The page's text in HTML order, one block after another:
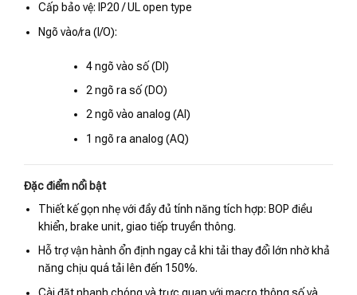
Cấp bảo vệ: IP20 / UL open type
Ngõ vào/ra (I/O):
4 ngõ vào số (DI)
2 ngõ ra số (DO)
2 ngõ vào analog (AI)
1 ngõ ra analog (AQ)
Đặc điểm nổi bật
Thiết kế gọn nhẹ với đầy đủ tính năng tích hợp: BOP điều
khiển, brake unit, giao tiếp truyền thông.
Hỗ trợ vận hành ổn định ngay cả khi tải thay đổi lớn nhờ khả
năng chịu quá tải lên đến 150%.
Cài đặt nhanh chóng và trực quan với macro thông số và